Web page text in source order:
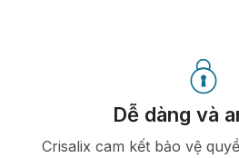
Dễ dàng và
Crisalix cam kết bảo vệ